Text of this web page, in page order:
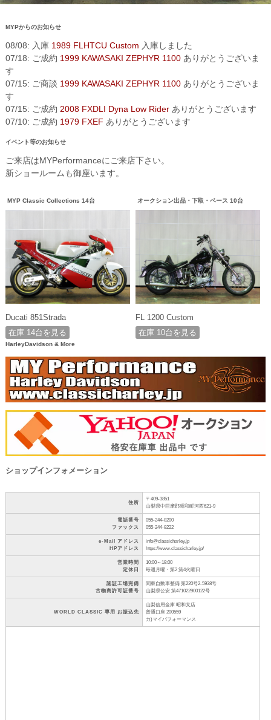
MYPからのお知らせ
08/08: 入庫 1989 FLHTCU Custom 入庫しました
07/18: ご成約 1999 KAWASAKI ZEPHYR 1100ありがとうございま
す
07/15: ご商談 1999 KAWASAKI ZEPHYR 1100ありがとうございま
す
07/15: ご成約 2008 FXDLI Dyna Low Riderありがとうございます
07/10: ご成約 1979 FXEF ありがとうございます
イベント等のお知らせ
ご来店はMYPerformanceにご来店下さい。
新ショールームも御座います。
MYP Classic Collections 14台
Ducati 851Strada
在庫 14台を見る
オークション出品・下取・ベース 10台
FL 1200 Custom
在庫 10台を見る
HarleyDavidson & More
ショップインフォメーション
住所
〒409-3851
山梨県中巨摩郡昭和町河西621-9
電話番号
ファックス
055-244-8200
055-244-8222
e-Mail アドレス
HPアドレス
info@classicharley.jp
https://www.classicharley.jp/
営業時間
定休日
10:00～18:00
毎週月曜・第2 第4火曜日
認証工場完備
古物商許可証番号
関東自動車整備 第220号2-5938号
山梨県公安 第471022900122号
WORLD CLASSIC 専用 お振込先
山梨信用金庫 昭和支店
普通口座 200559
カ)マイパフォーマンス